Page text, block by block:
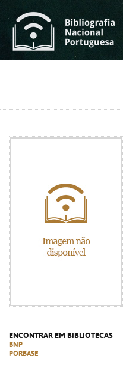
ENCONTRAR EM BIBLIOTECAS
BNP
PORBASE